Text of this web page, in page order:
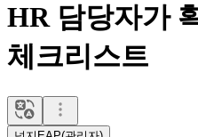
HR 담당자가
체크리스트